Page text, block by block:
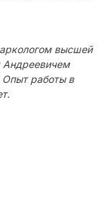
высшей
Андреевичем
Опыт работы в